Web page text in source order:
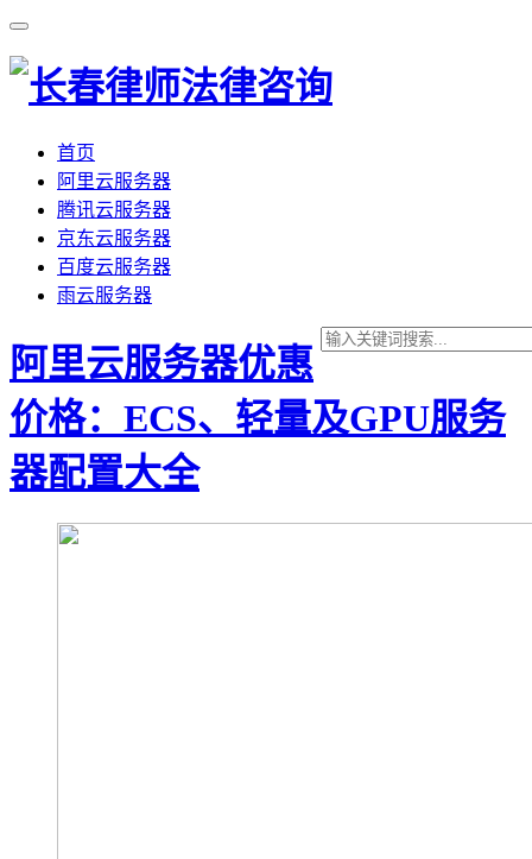
首页
阿里云服务器
腾讯云服务器
京东云服务器
百度云服务器
雨云服务器
阿里云服务器优惠
价格：ECS、轻量及GPU服务
器配置大全